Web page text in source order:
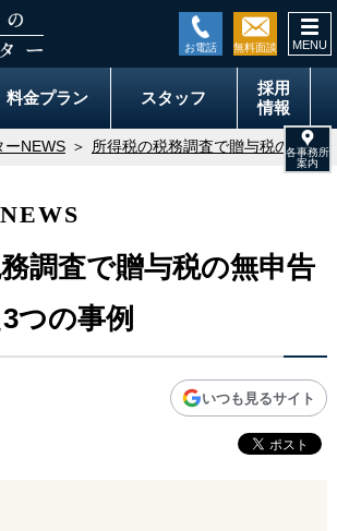
料金プラン スタッフ
採用
情報
ーNEWS 所得税の税務調査で贈与税の無申
調査で贈与税の無申告
つの事例
いつも見るサイト